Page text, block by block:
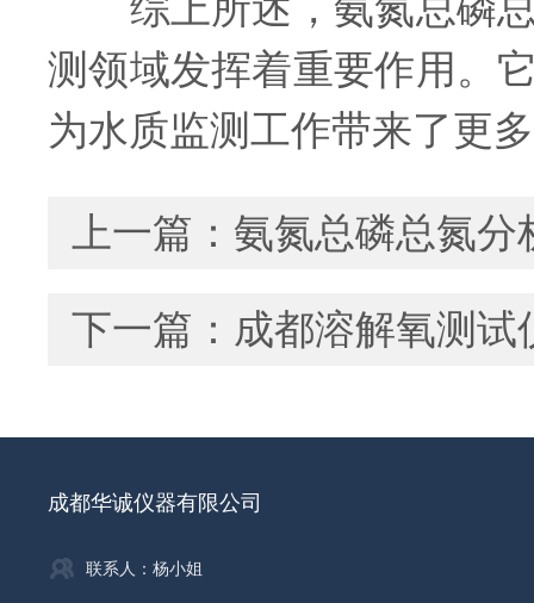
测领域发挥着重要作用。
为水质监测工作带来了更
上一篇： 氨氮总磷总氮分
下一篇： 成都溶解氧测
成都华诚仪器有限公司
联系人：杨小姐